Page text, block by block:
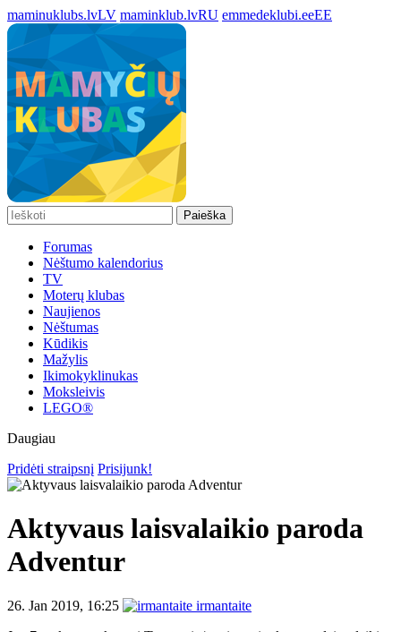
maminuklubs.lvLV maminklub.lvRU emmedeklubi.eeEE
Paieška
Forumas
Nėštumo kalendorius
TV
Moterų klubas
Naujienos
Nėštumas
Kūdikis
Mažylis
Ikimokyklinukas
Moksleivis
LEGO®
Daugiau
Pridėti straipsnį Prisijunk!
Aktyvaus laisvalaikio paroda
Adventur
26. Jan 2019, 16:25
irmantaite